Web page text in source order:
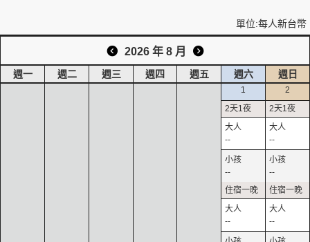
單位:每人新台幣
2026 年 8 月
週一 週二 週三 週四 週五 週六 週日
1
--
--
--
2
--
--
--